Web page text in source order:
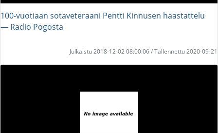
100-vuotiaan sotaveteraani Pentti Kinnusen haastattelu
― Radio Pogosta
Julkaistu 2018-12-02 08:00:06 / Tallennettu 2020-09-21